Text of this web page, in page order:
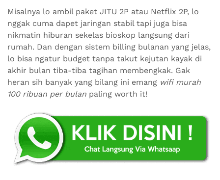
Misalnya lo ambil paket JITU 2P atau Netflix 2P, lo
nggak cuma dapet jaringan stabil tapi juga bisa
nikmatin hiburan sekelas bioskop langsung dari
rumah. Dan dengan sistem billing bulanan yang jelas,
lo bisa ngatur budget tanpa takut kejutan kayak di
akhir bulan tiba-tiba tagihan membengkak. Gak
heran sih banyak yang bilang ini emang wifi murah
100 ribuan per bulan paling worth it!